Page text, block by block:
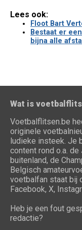
Lees ook:
Floot Bart
Bestaat er
bijna alle
Wat is
Voetbalflitsen.be
originele
ludieke insteek. Je
content rond o.a.
buitenland, de
Belgisch
voetbalfan staat bij
Facebook, X,
Heb je een fout
redactie?